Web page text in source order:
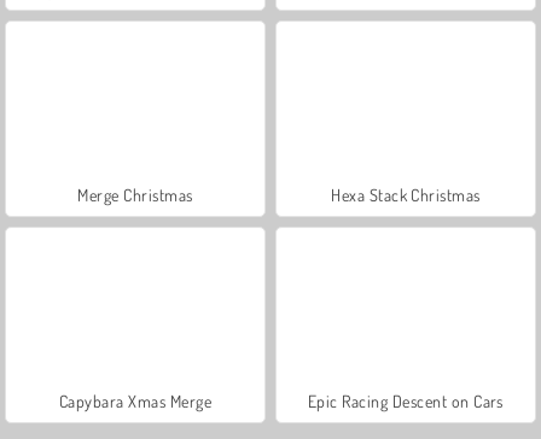
Merge Christmas Hexa Stack Christmas
Capybara Xmas Merge Epic Racing Descent on Cars